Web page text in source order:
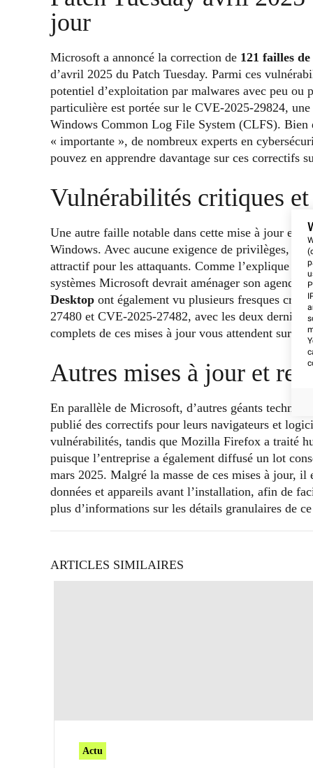
jour
Microsoft a annoncé la correction de 121 failles
d’avril 2025 du Patch Tuesday. Parmi ces
potentiel d’exploitation par malwares avec peu ou
particulière est portée sur le CVE-2025-29824,
Windows Common Log File System (CLFS).
« importante », de nombreux experts en
pouvez en apprendre davantage sur ces correctifs
Vulnérabilités critiques
Une autre faille notable dans cette mise à jour est
Windows. Avec aucune exigence de privilèges,
attractif pour les attaquants. Comme l’explique
systèmes Microsoft devrait aménager son agenda
Desktop ont également vu plusieurs fresques
27480 et CVE-2025-27482, avec les deux
complets de ces mises à jour vous attendent sur
Autres mises à jour et
En parallèle de Microsoft, d’autres géants
publié des correctifs pour leurs navigateurs et
vulnérabilités, tandis que Mozilla Firefox a traité
puisque l’entreprise a également diffusé un lot
mars 2025. Malgré la masse de ces mises à jour,
données et appareils avant l’installation, afin de
plus d’informations sur les détails granulaires de
ARTICLES SIMILAIRES
Actu